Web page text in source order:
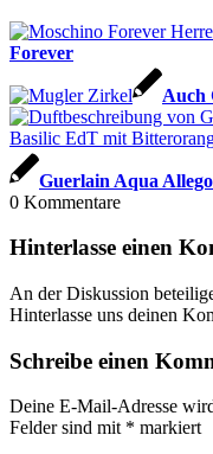
Forever
Auch
Guerlain Aqua
0 Kommentare
Hinterlasse einen
An der Diskussion
Hinterlasse uns deinen
Schreibe einen
Deine E-Mail-Adresse
Felder sind mit * markiert